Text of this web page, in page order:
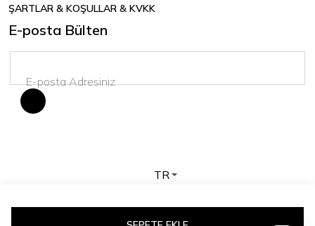
ŞARTLAR & KOŞULLAR & KVKK
E-posta Bülten
TR